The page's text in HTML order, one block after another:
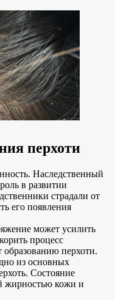
перхоти
Наследственный
в развитии
страдали от
его появления
может усилить
процесс
образованию перхоти.
из основных
Состояние
жирностью кожи и